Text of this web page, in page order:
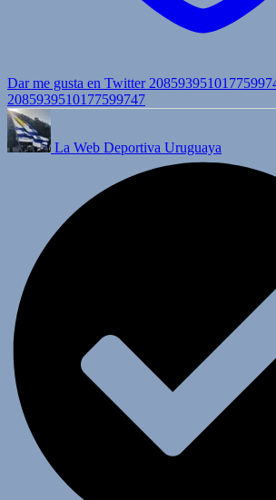
Dar me gusta en Twitter
2085939510177599747
La Web Deportiva Uruguaya